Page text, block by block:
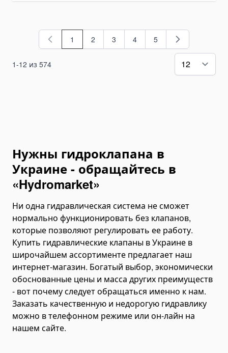
Навесные экскаваторы
Экскаваторы Machinery
Экскаваторы HYDRAMET
Корчеватели пней
Спецтехника
Мусоровозы
Экскаваторы
Колесные экскаваторы
Гусеничные экскаваторы
Экскаваторы-погрузчики
Мини-экскаваторы
Экскаваторы-амфибии
Карьерные экскаваторы
Автогрейдеры
Бульдозеры
1-12 из 574
You're currently reading page
1 Страница
2 Страница
3 Страница
4 Страница
5
Нужны гидроклапана в
Украине - обращайтесь в
«Hydromarket»
Ни одна гидравлическая система не сможет
нормально функционировать без клапанов,
которые позволяют регулировать ее работу.
Купить гидравлические клапаны в Украине в
широчайшем ассортименте предлагает наш
интернет-магазин. Богатый выбор, экономически
обоснованные цены и масса других преимуществ
- вот почему следует обращаться именно к нам.
Заказать качественную и недорогую гидравлику
можно в телефонном режиме или он-лайн на
нашем сайте.